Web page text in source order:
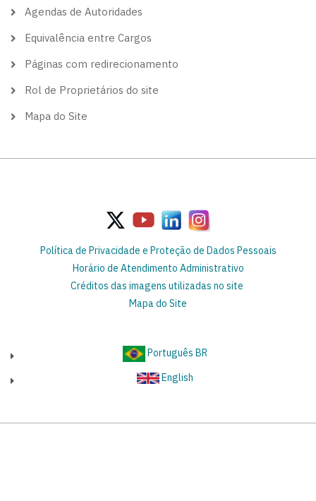
Agendas de Autoridades
Equivalência entre Cargos
Páginas com redirecionamento
Rol de Proprietários do site
Mapa do Site
Política de Privacidade e Proteção de Dados Pessoais
Horário de Atendimento Administrativo
Créditos das imagens utilizadas no site
Mapa do Site
Português BR
English